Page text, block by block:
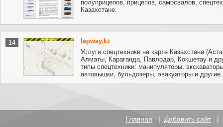
полуприцепов, прицепов, самосвалов,
Казахстане.
14
lapway.kz
Услуги спецтехники на карте Казахстана
Алматы, Караганда, Павлодар, Кокшетау и
типы спецтехники: манипуляторы,
автовышки, бульдозеры, эвакуаторы и другие.
Главная | Добавить сайт |